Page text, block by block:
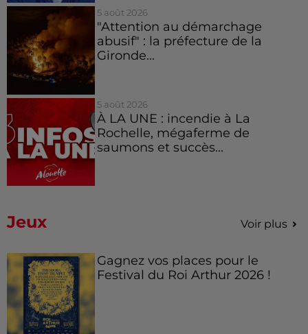
5 août 2026
"Attention au démarchage
abusif" : la préfecture de la
Gironde...
5 août 2026
À LA UNE : incendie à La
Rochelle, mégaferme de
saumons et succès...
Jeux Voir plus
Gagnez vos places pour le
Festival du Roi Arthur 2026 !